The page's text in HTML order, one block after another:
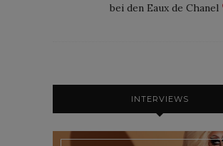
bei den Eaux de Chanel
INTERVIEWS